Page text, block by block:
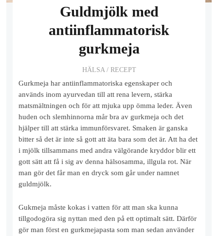
Guldmjölk med
antiinflammatorisk
gurkmeja
HÄLSA/ RECEPT
Gurkmeja har antiinflammatoriska egenskaper och
används inom ayurvedan till att rena levern, stärka
matsmältningen och för att mjuka upp ömma leder. Även
huden och slemhinnorna mår bra av gurkmeja och det
hjälper till att stärka immunförsvaret. Smaken är ganska
bitter så det är inte så gott att äta bara som det är. Att ha det
i mjölk tillsammans med andra välgörande kryddor blir ett
gott sätt att få i sig av denna hälsosamma, illgula rot. När
man gör det får man en dryck som går under namnet
guldmjölk.
Gukmeja måste kokas i vatten för att man ska kunna
tillgodogöra sig nyttan med den på ett optimalt sätt. Därför
gör man först en gurkmejapasta som man sedan använder